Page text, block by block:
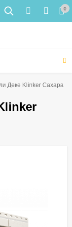
0
Деке Klinker Сахара